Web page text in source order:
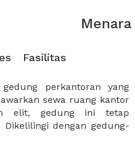
Fasilitas
perkantoran yang
sewa ruang kantor
elit, gedung ini tetap
dengan gedung-
menjadikan